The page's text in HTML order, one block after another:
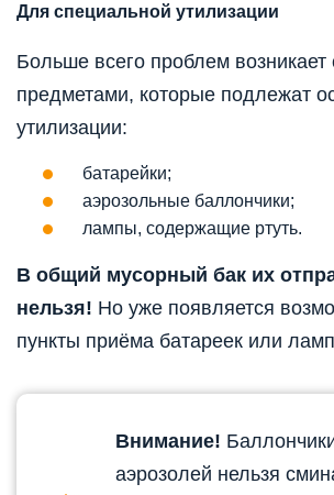
Для специальной утилизации
Больше всего проблем возникает
предметами, которые подлежат
утилизации:
батарейки;
аэрозольные баллончики;
лампы, содержащие ртуть.
В общий мусорный бак их
нельзя! Но уже появляется
пункты приёма батареек или
Внимание!
аэрозолей нельзя